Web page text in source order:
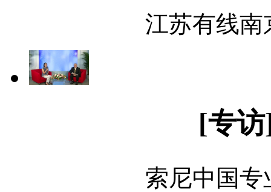
江苏有线南
[专
索尼中国